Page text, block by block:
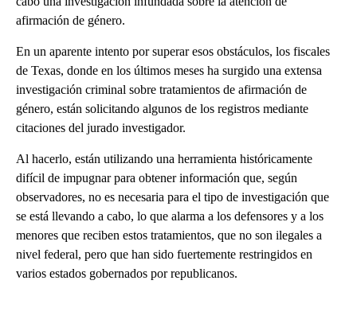
afirmación de género.
En un aparente intento por superar esos obstáculos, los fiscales
de Texas, donde en los últimos meses ha surgido una extensa
investigación criminal sobre tratamientos de afirmación de
género, están solicitando algunos de los registros mediante
citaciones del jurado investigador.
Al hacerlo, están utilizando una herramienta históricamente
difícil de impugnar para obtener información que, según
observadores, no es necesaria para el tipo de investigación que
se está llevando a cabo, lo que alarma a los defensores y a los
menores que reciben estos tratamientos, que no son ilegales a
nivel federal, pero que han sido fuertemente restringidos en
varios estados gobernados por republicanos.